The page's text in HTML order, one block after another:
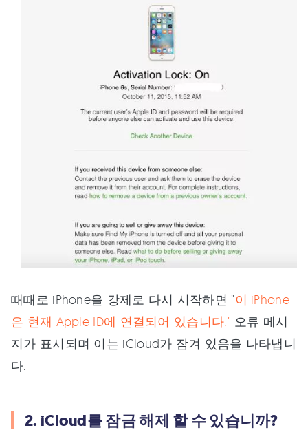
때때로 iPhone을 강제로 다시 시작하면 "이 iPhone
은 현재 Apple ID에 연결되어 있습니다." 오류 메시
지가 표시되며 이는 iCloud가 잠겨 있음을 나타냅니
다.
2. iCloud를 잠금 해제 할 수 있습니까?